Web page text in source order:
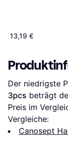
13,19 €
Der niedrigste
3pcs beträgt
Preis im
Vergleiche:
Canosept